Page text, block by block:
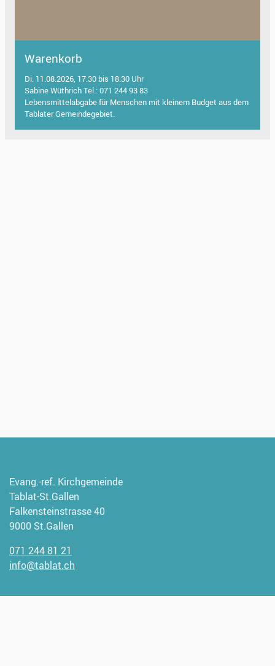
Warenkorb
Di. 11.08.2026, 17.30 bis 18.30 Uhr
Sabine Wüthrich Tel.: 071 244 93 83
Lebensmittelabgabe für Menschen mit kleinem Budget aus dem
Tablater Gemeindegebiet.
Evang.-ref. Kirchgemeinde
Tablat-St.Gallen
Falkensteinstrasse 40
9000 St.Gallen
071 244 81 21
info@tablat.ch